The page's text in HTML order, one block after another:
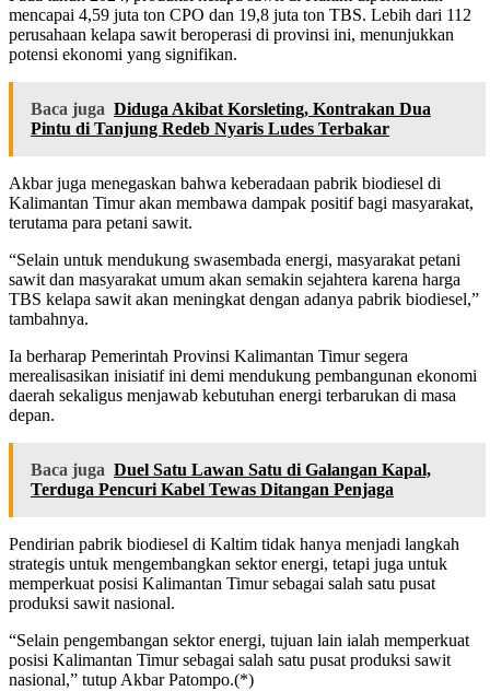
mencapai 4,59 juta ton CPO dan 19,8 juta ton TBS. Lebih dari 112
perusahaan kelapa sawit beroperasi di provinsi ini, menunjukkan
potensi ekonomi yang signifikan.
Baca juga Diduga Akibat Korsleting, Kontrakan Dua
Pintu di Tanjung Redeb Nyaris Ludes Terbakar
Akbar juga menegaskan bahwa keberadaan pabrik biodiesel di
Kalimantan Timur akan membawa dampak positif bagi masyarakat,
terutama para petani sawit.
“Selain untuk mendukung swasembada energi, masyarakat petani
sawit dan masyarakat umum akan semakin sejahtera karena harga
TBS kelapa sawit akan meningkat dengan adanya pabrik biodiesel,”
tambahnya.
Ia berharap Pemerintah Provinsi Kalimantan Timur segera
merealisasikan inisiatif ini demi mendukung pembangunan ekonomi
daerah sekaligus menjawab kebutuhan energi terbarukan di masa
depan.
Baca juga Duel Satu Lawan Satu di Galangan Kapal,
Terduga Pencuri Kabel Tewas Ditangan Penjaga
Pendirian pabrik biodiesel di Kaltim tidak hanya menjadi langkah
strategis untuk mengembangkan sektor energi, tetapi juga untuk
memperkuat posisi Kalimantan Timur sebagai salah satu pusat
produksi sawit nasional.
“Selain pengembangan sektor energi, tujuan lain ialah memperkuat
posisi Kalimantan Timur sebagai salah satu pusat produksi sawit
nasional,” tutup Akbar Patompo.(*)